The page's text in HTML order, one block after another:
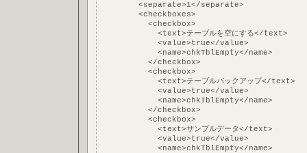
        <separate>1</separate>
        <checkboxes>
          <checkbox>
            <text>テーブルを空にする</text>
            <value>true</value>
            <name>chkTblEmpty</name>
          </checkbox>
          <checkbox>
            <text>テーブルバックアップ</text>
            <value>true</value>
            <name>chkTblEmpty</name>
          </checkbox>
          <checkbox>
            <text>サンプルデータ</text>
            <value>true</value>
            <name>chkTblEmpty</name>